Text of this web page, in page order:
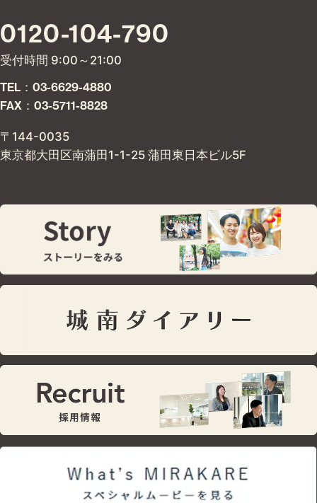
0120-104-790
受付時間 9:00～21:00
TEL：03-6629-4880
FAX：03-5711-8828
〒144-0035
東京都大田区南蒲田1-1-25 蒲田東日本ビル5F